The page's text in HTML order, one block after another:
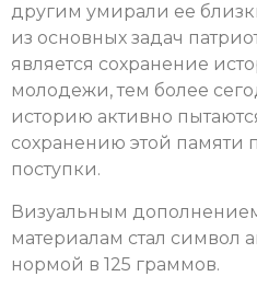
другим умирали ее
из основных задач
является сохранение
молодежи, тем более
историю активно
сохранению этой памяти
поступки.
Визуальным
материалам стал символ
нормой в 125 граммов.